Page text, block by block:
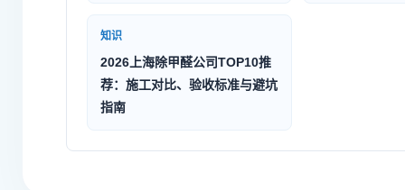
知识
2026上海除甲醛公司TOP10推
荐：施工对比、验收标准与避坑
指南